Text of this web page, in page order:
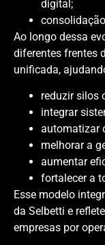
digital;
Ao longo dessa
diferentes frentes
unificada,
reduzir silos
integrar
automatizar
melhorar a
aumentar
fortalecer a
Esse modelo
da Selbetti e
empresas por